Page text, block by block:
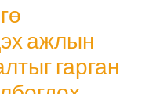
ажлын
гарган